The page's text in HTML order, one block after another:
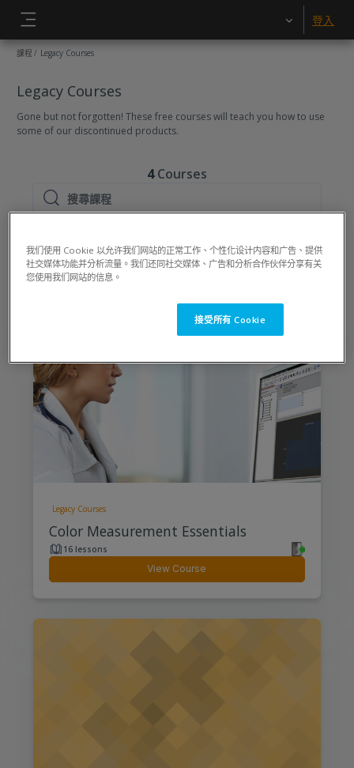
登入
課程 Legacy Courses
Legacy Courses
Gone but not forgotten! These free courses will teach you how to use
some of our discontinued products.
4 Courses
搜尋課程
搜尋課程
Sort (none)
Legacy Courses
Color Measurement Essentials
16 lessons
View Course
我们使用 Cookie 以允许我们网站的正常工作、个性化设计内容和广告、提供
社交媒体功能并分析流量。我们还同社交媒体、广告和分析合作伙伴分享有关
您使用我们网站的信息。
接受所有 Cookie